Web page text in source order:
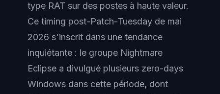
type RAT sur des postes à haute valeur.
Ce timing post-Patch-Tuesday de mai
2026 s'inscrit dans une tendance
inquiétante : le groupe Nightmare
Eclipse a divulgué plusieurs zero-days
Windows dans cette période, dont